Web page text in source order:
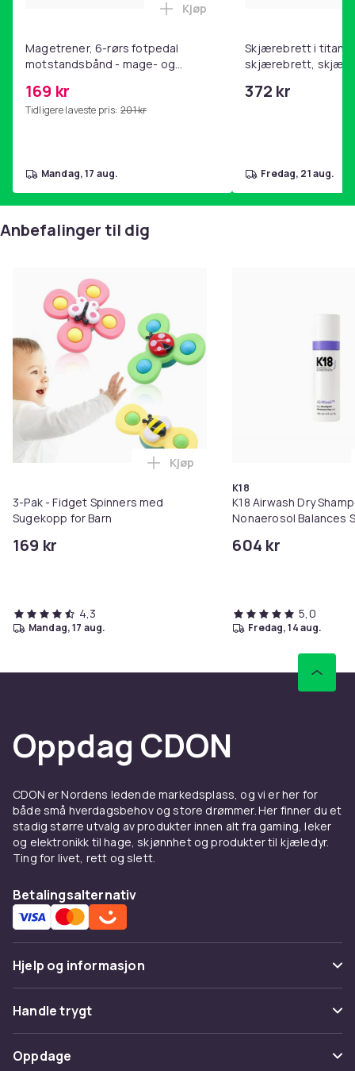
Magetrener, 6-rørs fotpedal
motstandsbånd - mage- og
hjemmegymnastikk Pink
169 kr
Tidligere laveste pris: 201 kr
Legg Magetrener, 6-rørs
Kjøp
mandag, 17 aug.
Skjærebrett i titan,
skjærebrett,
372 kr
fredag, 21 aug.
Anbefalinger til dig
3-Pak - Fidget Spinners med
Sugekopp for Barn
169 kr
Legg 3-Pak - Fidget Spinners
Kjøp
4,3
mandag, 17 aug.
K18
K18 Airwash Dry
Nonaerosol Balances
604 kr
5,0
fredag, 14 aug.
Oppdag CDON
CDON er Nordens ledende markedsplass, og vi er her for
både små hverdagsbehov og store drømmer. Her finner du et
stadig større utvalg av produkter innen alt fra gaming, leker
og elektronikk til hage, skjønnhet og produkter til kjæledyr.
Ting for livet, rett og slett.
Betalingsalternativ
Hjelp og informasjon
Vanlige spørsmål
Spor pakke
Handle trygt
Betaling
Oppdage